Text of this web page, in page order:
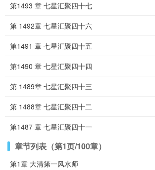
第1493 章 七星汇聚四十七
第 1492章 七星汇聚四十六
第1491 章 七星汇聚四十五
第1490 章 七星汇聚四十四
第 1489章 七星汇聚四十三
第 1488章 七星汇聚四十二
第1487 章 七星汇聚四十一
章节列表（第1页/100章）
第1章 大清第一风水师